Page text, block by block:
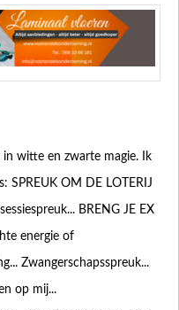
in witte en zwarte magie. Ik
SPREUK OM DE LOTERIJ
BRENG JE EX
energie of
Zwangerschapsspreuk...
op mij...